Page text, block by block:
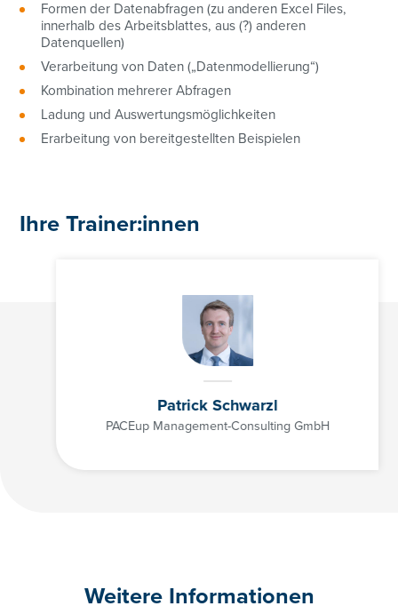
Formen der Datenabfragen (zu anderen Excel Files,
innerhalb des Arbeitsblattes, aus (?) anderen
Datenquellen)
Verarbeitung von Daten („Datenmodellierung“)
Kombination mehrerer Abfragen
Ladung und Auswertungsmöglichkeiten
Erarbeitung von bereitgestellten Beispielen
Ihre Trainer:innen
Patrick Schwarzl
PACEup Management-Consulting GmbH
Weitere Informationen